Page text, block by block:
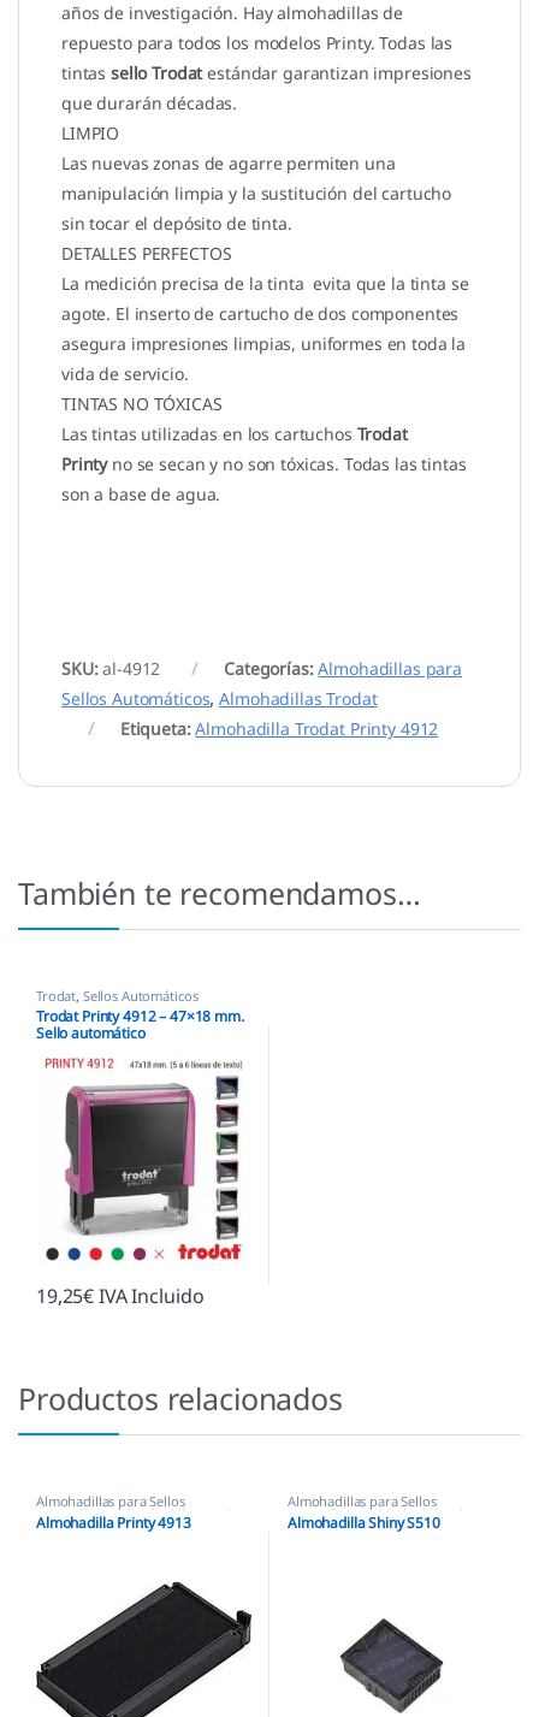
años de investigación. Hay almohadillas de
repuesto para todos los modelos Printy. Todas las
tintassello Trodatestándar garantizan impresiones
que durarán décadas.
LIMPIO
Las nuevas zonas de agarre permiten una
manipulación limpia y la sustitución del cartucho
sin tocar el depósito de tinta.
DETALLES PERFECTOS
La medición precisa de la tinta evita que la tinta se
agote. El inserto de cartucho de dos componentes
asegura impresiones limpias, uniformes en toda la
vida de servicio.
TINTAS NO TÓXICAS
Las tintas utilizadas en los cartuchos Trodat
Printyno se secan y no son tóxicas. Todas las tintas
son a base de agua.
SKU:al-4912 Categorías:Almohadillas para
Sellos Automáticos,Almohadillas Trodat
Etiqueta:Almohadilla Trodat Printy 4912
También te recomendamos…
Trodat, Sellos Automáticos
Trodat Printy 4912 – 47×18 mm.
Sello automático
19,25€IVA Incluido
Productos relacionados
Almohadillas para Sellos
Automáticos ,Almohadillas Trodat
Almohadilla Printy 4913
Almohadillas para Sellos
Automáticos ,Almohadillas Shiny
Almohadilla Shiny S510